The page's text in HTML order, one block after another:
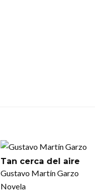
Tan cerca del aire
Gustavo Martín Garzo
Novela